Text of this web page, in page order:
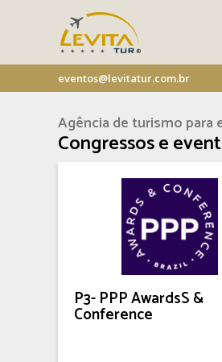
eventos@levitatur.com.br
Agência de turismo para
Congressos e
P3- PPP AwardsS &
Conference